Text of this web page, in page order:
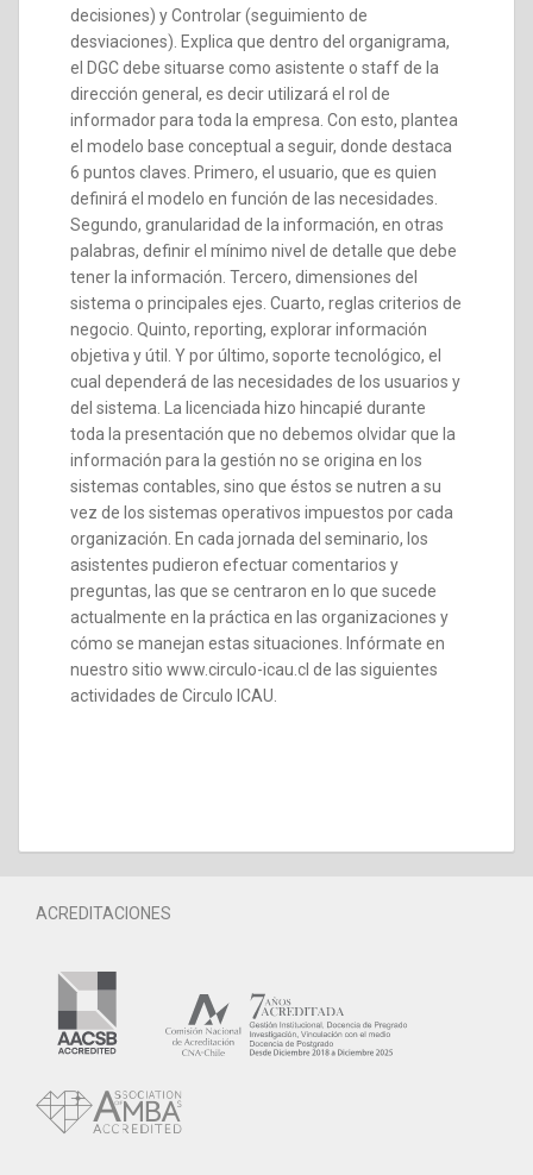
decisiones) y Controlar (seguimiento de
desviaciones). Explica que dentro del organigrama,
el DGC debe situarse como asistente o staff de la
dirección general, es decir utilizará el rol de
informador para toda la empresa. Con esto, plantea
el modelo base conceptual a seguir, donde destaca
6 puntos claves. Primero, el usuario, que es quien
definirá el modelo en función de las necesidades.
Segundo, granularidad de la información, en otras
palabras, definir el mínimo nivel de detalle que debe
tener la información. Tercero, dimensiones del
sistema o principales ejes. Cuarto, reglas criterios de
negocio. Quinto, reporting, explorar información
objetiva y útil. Y por último, soporte tecnológico, el
cual dependerá de las necesidades de los usuarios y
del sistema. La licenciada hizo hincapié durante
toda la presentación que no debemos olvidar que la
información para la gestión no se origina en los
sistemas contables, sino que éstos se nutren a su
vez de los sistemas operativos impuestos por cada
organización. En cada jornada del seminario, los
asistentes pudieron efectuar comentarios y
preguntas, las que se centraron en lo que sucede
actualmente en la práctica en las organizaciones y
cómo se manejan estas situaciones. Infórmate en
nuestro sitio www.circulo-icau.cl de las siguientes
actividades de Circulo ICAU.
ACREDITACIONES